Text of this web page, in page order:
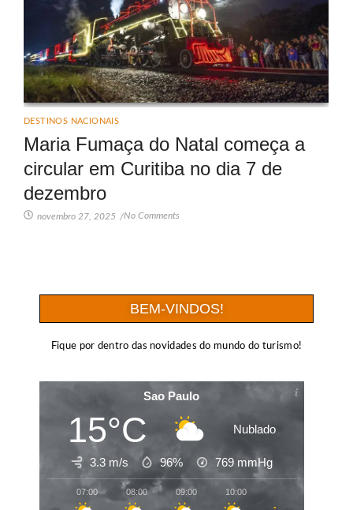
DESTINOS NACIONAIS
Maria Fumaça do Natal começa a
circular em Curitiba no dia 7 de
dezembro
novembro 27, 2025 /No Comments
BEM-VINDOS!
Fique por dentro das novidades do mundo do turismo!
Sao Paulo
15°C Nublado
3.3 m/s 96% 769 mmHg
07:00 08:00 09:00 10:00